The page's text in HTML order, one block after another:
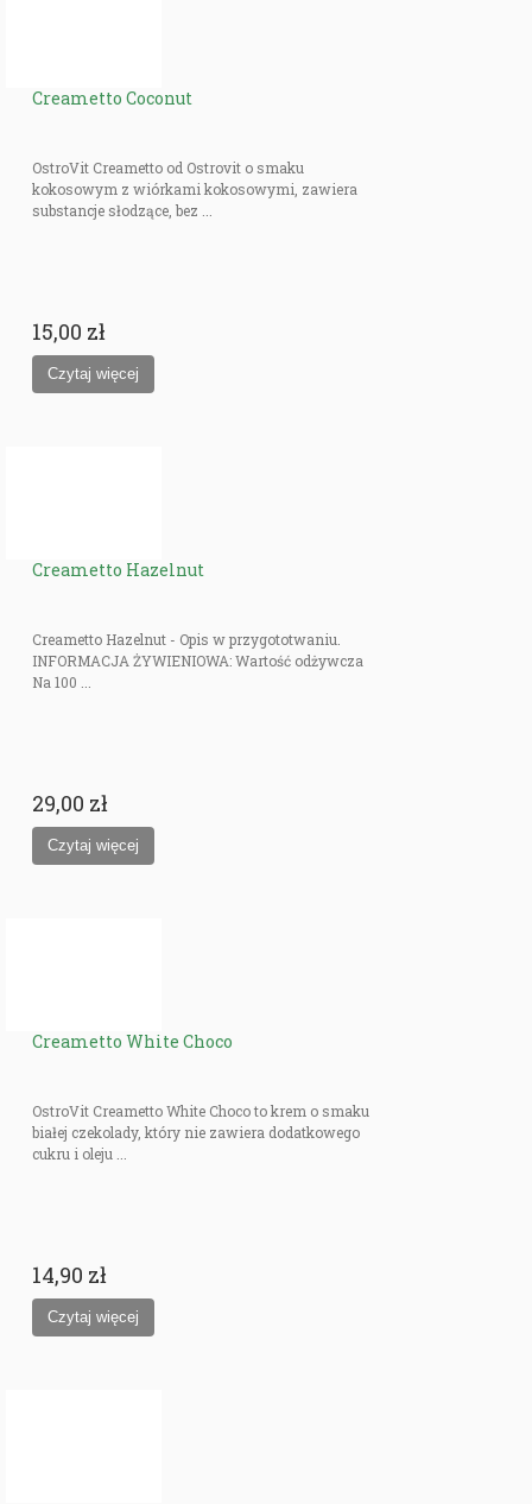
Creametto Coconut
OstroVit Creametto od Ostrovit o smaku
kokosowym z wiórkami kokosowymi, zawiera
substancje słodzące, bez ...
15,00 zł
Creametto Hazelnut
Creametto Hazelnut - Opis w przygototwaniu.
INFORMACJA ŻYWIENIOWA: Wartość odżywcza
Na 100 ...
29,00 zł
Creametto White Choco
OstroVit Creametto White Choco to krem o smaku
białej czekolady, który nie zawiera dodatkowego
cukru i oleju ...
14,90 zł